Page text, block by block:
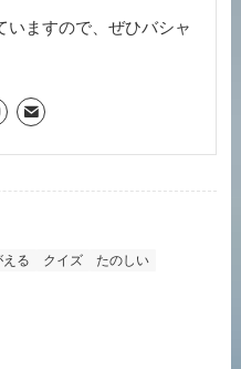
いますので、ぜひバシャ
える クイズ
たのしい